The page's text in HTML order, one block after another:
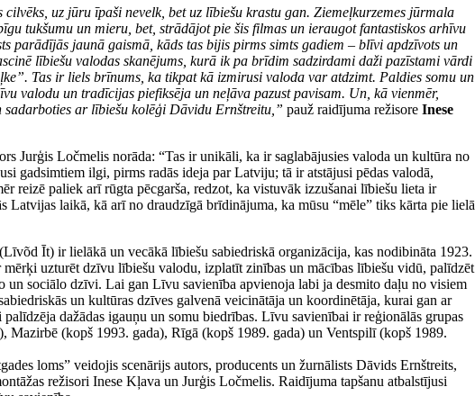
cilvēks, uz jūru īpaši nevelk, bet uz lībiešu krastu gan. Ziemeļkurzemes jūrmala
tukšumu un mieru, bet, strādājot pie šis filmas un ieraugot fantastiskos arhīvu
parādījās jaunā gaismā, kāds tas bijis pirms simts gadiem – blīvi apdzīvots un
lībiešu valodas skanējums, kurā ik pa brīdim sadzirdami daži pazīstami vārdi
Tas ir liels brīnums, ka tikpat kā izmirusi valoda var atdzimt. Paldies somu un
valodu un tradīcijas piefiksēja un neļāva pazust pavisam. Un, kā vienmēr,
sadarboties ar lībiešu kolēģi Dāvidu Ernštreitu,” pauž raidījuma režisore Inese
Jurģis Ločmelis norāda: “Tas ir unikāli, ka ir saglabājusies valoda un kultūra no
gadsimtiem ilgi, pirms radās ideja par Latviju; tā ir atstājusi pēdas valodā,
reizē paliek arī rūgta pēcgarša, redzot, ka vistuvāk izzušanai lībiešu lieta ir
Latvijas laikā, kā arī no draudzīgā brīdinājuma, ka mūsu “mēle” tiks kārta pie lielā
Īt) ir lielākā un vecākā lībiešu sabiedriskā organizācija, kas nodibināta 1923.
uzturēt dzīvu lībiešu valodu, izplatīt zinības un mācības lībiešu vidū, palīdzēt
un sociālo dzīvi. Lai gan Līvu savienība apvienoja labi ja desmito daļu no visiem
un kultūras dzīves galvenā veicinātāja un koordinētāja, kurai gan ar
dažādas igauņu un somu biedrības. Līvu savienībai ir reģionālās grupas
Mazirbē (kopš 1993. gada), Rīgā (kopš 1989. gada) un Ventspilī (kopš 1989.
loms” veidojis scenārijs autors, producents un žurnālists Dāvids Ernštreits,
režisori Inese Kļava un Jurģis Ločmelis. Raidījuma tapšanu atbalstījusi